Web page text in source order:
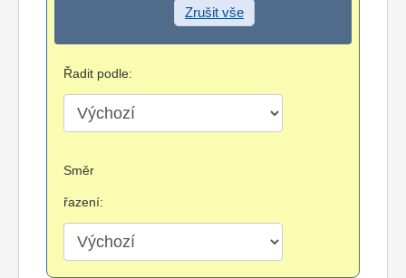
Zrušit vše
Řadit podle:
Směr
řazení: